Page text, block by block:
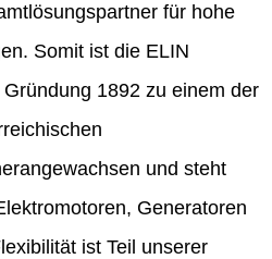
für hohe
Somit ist die ELIN
1892 zu einem der
und steht
Generatoren
ist Teil unserer